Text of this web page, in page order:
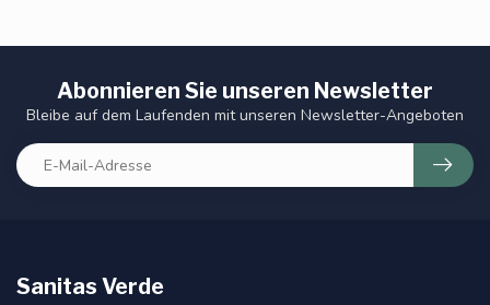
Abonnieren Sie unseren Newsletter
Bleibe auf dem Laufenden mit unseren Newsletter-Angeboten
Sanitas Verde